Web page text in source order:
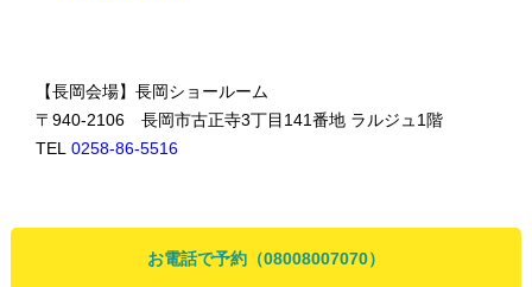
【長岡会場】長岡ショールーム
〒940-2106 長岡市古正寺3丁目141番地 ラルジュ1階
TEL0258-86-5516
お電話で予約（08008007070）